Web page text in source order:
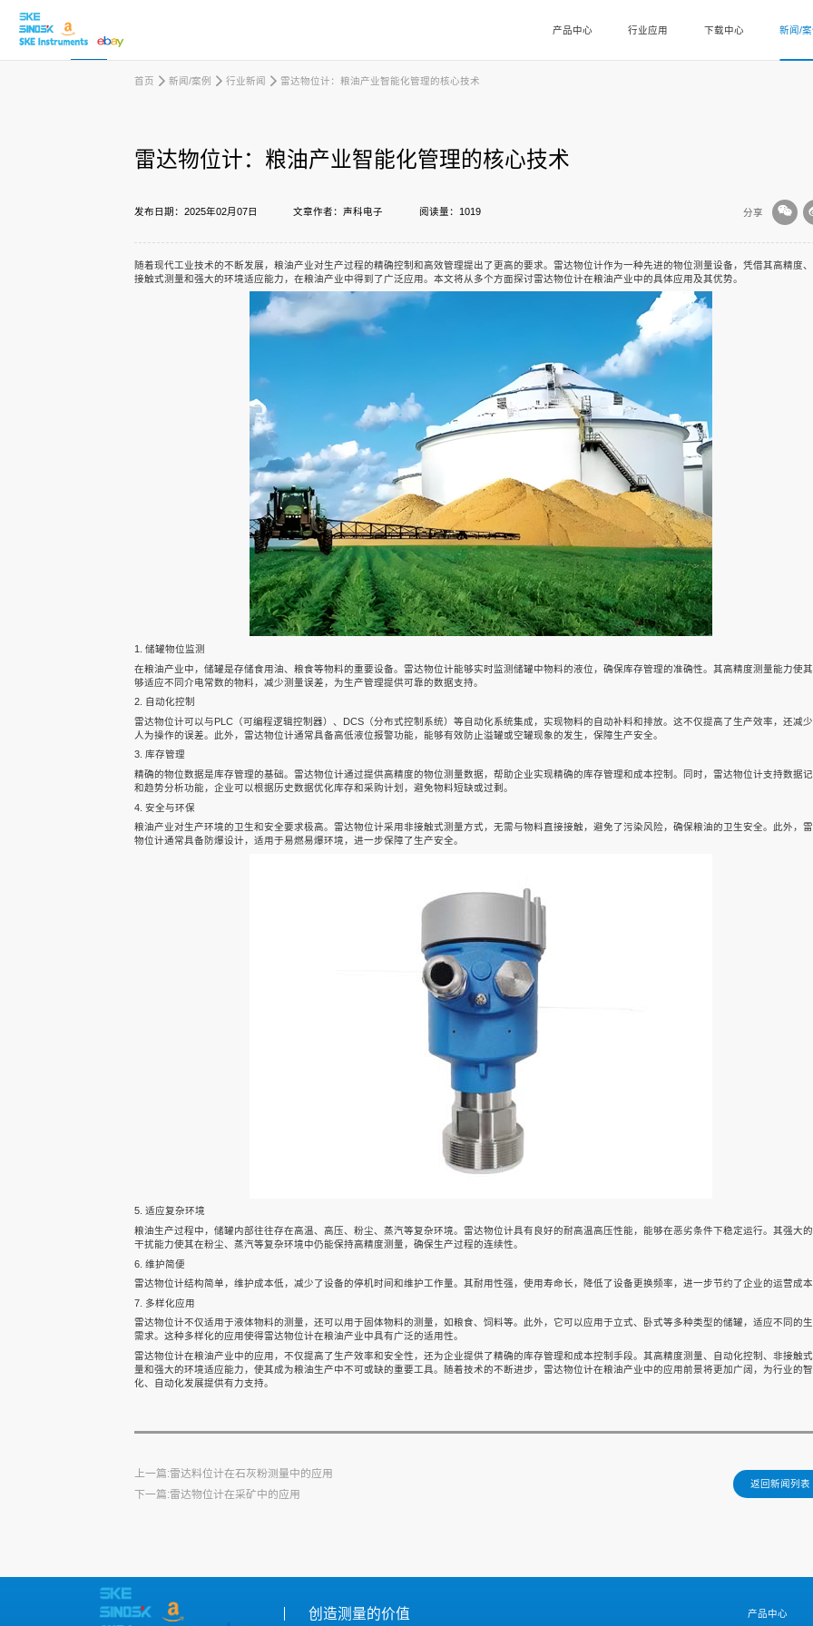
产品中心 行业应用 下载中心 新闻/
雷达水位计 雷达水位计
首页 新闻/案例 行业新闻 雷达物位计：粮油产业智能化管理的核心技术
雷达物位计：粮油产业智能化管理的核心技术
发布日期：2025年02月07日 文章作者：声科电子 阅读量：1019 分享
随着现代工业技术的不断发展，粮油产业对生产过程的精确控制和高效管理提出了更高的要求。雷达物位计作为一种先进的物位测量设备，凭借其高精度
接触式测量和强大的环境适应能力，在粮油产业中得到了广泛应用。本文将从多个方面探讨雷达物位计在粮油产业中的具体应用及其优势。
1. 储罐物位监测
在粮油产业中，储罐是存储食用油、粮食等物料的重要设备。雷达物位计能够实时监测储罐中物料的液位，确保库存管理的准确性。其高精度测量能力使
够适应不同介电常数的物料，减少测量误差，为生产管理提供可靠的数据支持。
2. 自动化控制
雷达物位计可以与PLC（可编程逻辑控制器）、DCS（分布式控制系统）等自动化系统集成，实现物料的自动补料和排放。这不仅提高了生产效率，还减
人为操作的误差。此外，雷达物位计通常具备高低液位报警功能，能够有效防止溢罐或空罐现象的发生，保障生产安全。
3. 库存管理
精确的物位数据是库存管理的基础。雷达物位计通过提供高精度的物位测量数据，帮助企业实现精确的库存管理和成本控制。同时，雷达物位计支持数据
和趋势分析功能，企业可以根据历史数据优化库存和采购计划，避免物料短缺或过剩。
4. 安全与环保
粮油产业对生产环境的卫生和安全要求极高。雷达物位计采用非接触式测量方式，无需与物料直接接触，避免了污染风险，确保粮油的卫生安全。此外，
物位计通常具备防爆设计，适用于易燃易爆环境，进一步保障了生产安全。
5. 适应复杂环境
粮油生产过程中，储罐内部往往存在高温、高压、粉尘、蒸汽等复杂环境。雷达物位计具有良好的耐高温高压性能，能够在恶劣条件下稳定运行。其强大
干扰能力使其在粉尘、蒸汽等复杂环境中仍能保持高精度测量，确保生产过程的连续性。
6. 维护简便
雷达物位计结构简单，维护成本低，减少了设备的停机时间和维护工作量。其耐用性强，使用寿命长，降低了设备更换频率，进一步节约了企业的运营成
7. 多样化应用
雷达物位计不仅适用于液体物料的测量，还可以用于固体物料的测量，如粮食、饲料等。此外，它可以应用于立式、卧式等多种类型的储罐，适应不同的
需求。这种多样化的应用使得雷达物位计在粮油产业中具有广泛的适用性。
雷达物位计在粮油产业中的应用，不仅提高了生产效率和安全性，还为企业提供了精确的库存管理和成本控制手段。其高精度测量、自动化控制、非接触
量和强大的环境适应能力，使其成为粮油生产中不可或缺的重要工具。随着技术的不断进步，雷达物位计在粮油产业中的应用前景将更加广阔，为行业的
化、自动化发展提供有力支持。
上一篇:雷达料位计在石灰粉测量中的应用
下一篇:雷达物位计在采矿中的应用
返回新闻列表
创造测量的价值 产品中心